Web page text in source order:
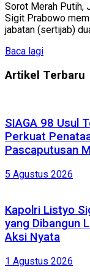
Sorot Merah Putih,
Sigit Prabowo
jabatan (sertijab)
Baca lagi
Artikel Terbaru
SIAGA 98 Usul
Perkuat
Pascaputusan
5 Agustus 2026
Kapolri Listyo
yang Dibangun
Aksi Nyata
1 Agustus 2026